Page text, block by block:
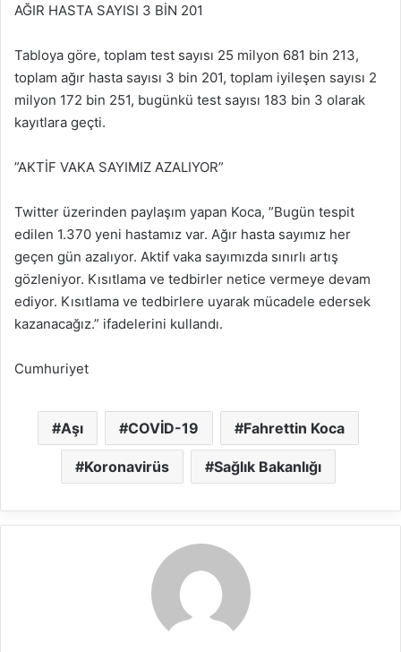
AĞIR HASTA SAYISI 3 BİN 201
Tabloya göre, toplam test sayısı 25 milyon 681 bin 213,
toplam ağır hasta sayısı 3 bin 201, toplam iyileşen sayısı 2
milyon 172 bin 251, bugünkü test sayısı 183 bin 3 olarak
kayıtlara geçti.
”AKTİF VAKA SAYIMIZ AZALIYOR”
Twitter üzerinden paylaşım yapan Koca, ”Bugün tespit
edilen 1.370 yeni hastamız var. Ağır hasta sayımız her
geçen gün azalıyor. Aktif vaka sayımızda sınırlı artış
gözleniyor. Kısıtlama ve tedbirler netice vermeye devam
ediyor. Kısıtlama ve tedbirlere uyarak mücadele edersek
kazanacağız.” ifadelerini kullandı.
Cumhuriyet
Aşı COVİD-19 Fahrettin Koca
Koronavirüs Sağlık Bakanlığı